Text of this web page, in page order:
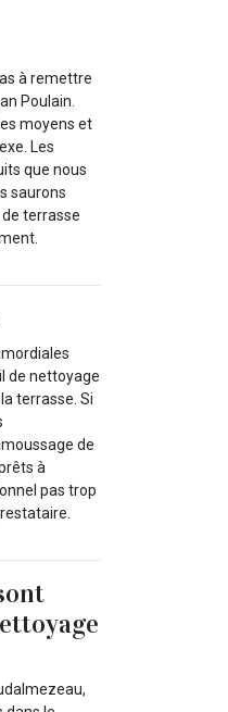
à remettre
Poulain.
moyens et
Les
que nous
saurons
terrasse
de nettoyage
terrasse. Si
de
à
pas trop